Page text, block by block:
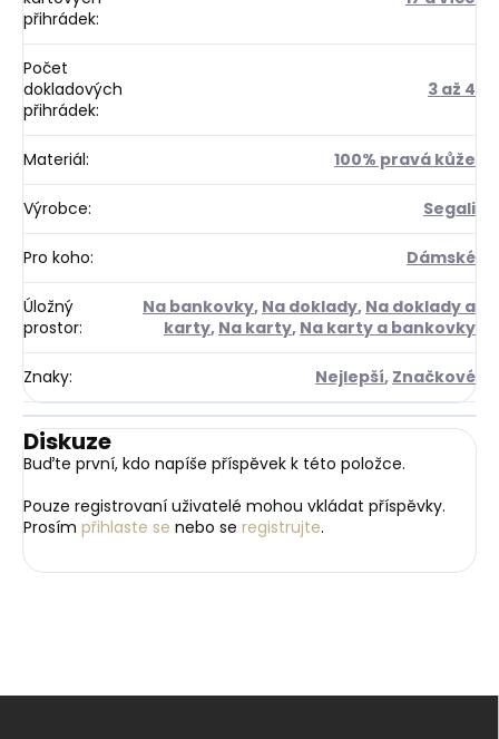
přihrádek:
Počet
dokladových
přihrádek:
3 až 4
Materiál: 100% pravá kůže
Výrobce: Segali
Pro koho: Dámské
Úložný
prostor:
Na bankovky, Na doklady, Na doklady a
karty, Na karty, Na karty a bankovky
Znaky: Nejlepší, Značkové
Diskuze
Buďte první, kdo napíše příspěvek k této položce.
Pouze registrovaní uživatelé mohou vkládat příspěvky.
Prosím přihlaste se nebo se registrujte.